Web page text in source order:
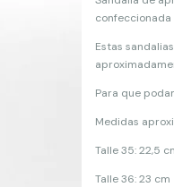
confeccionada
Estas
Para que
Medidas
Talle 35: 22,5
Talle 36: 23 cm